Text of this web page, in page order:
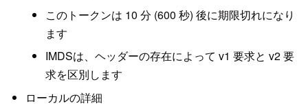
このトークンは 10 分 (600 秒) 後に期限切れになり
ます
IMDSは、ヘッダーの存在によって v1 要求と v2 要
求を区別します
ローカルの詳細